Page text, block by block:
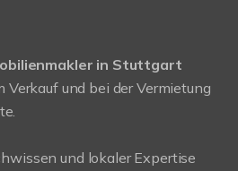
in Stuttgart
und bei der Vermietung
und lokaler Expertise